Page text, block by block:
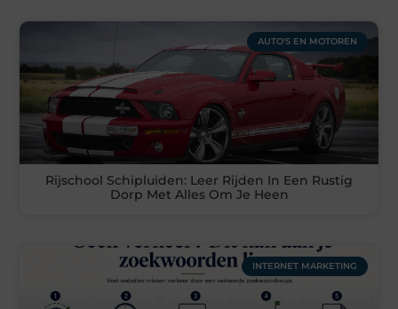
AUTO'S EN MOTOREN
Rijschool Schipluiden: Leer Rijden In Een Rustig
Dorp Met Alles Om Je Heen
INTERNET MARKETING